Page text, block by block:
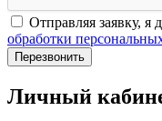
Отправляя заявку, я
обработки
Перезвонить
Личный